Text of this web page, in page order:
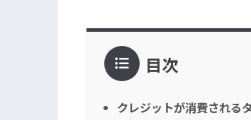
目次
クレジットが消費される